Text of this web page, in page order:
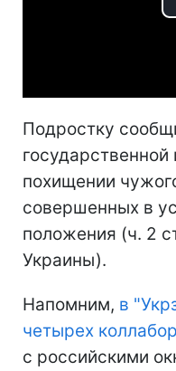
Подростку
похищении
совершенных в
положения (ч. 2
Украины).
Напомним, в
четырех
с российскими